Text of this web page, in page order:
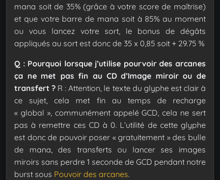
mana soit de 35% (grâce à votre score de maîtrise)
et que votre barre de mana soit à 85% au moment
ou vous lancez votre sort, le bonus de dégâts
appliqués au sort est donc de 35 x 0,85 soit + 29.75 %
Q : Pourquoi lorsque j’utilise pourvoir des arcanes
ça ne met pas fin au CD d’Image miroir ou de
transfert ? R : Attention, le texte du glyphe est clair à
ce sujet, cela met fin au temps de recharge
« global », communément appelé GCD, cela ne sert
pas à remettre ces CD à 0. L’utilité de cette glyphe
est donc de pouvoir poser « gratuitement » des bulle
de mana, des transferts ou lancer ses images
miroirs sans perdre 1 seconde de GCD pendant notre
burst sous Pouvoir des arcanes.